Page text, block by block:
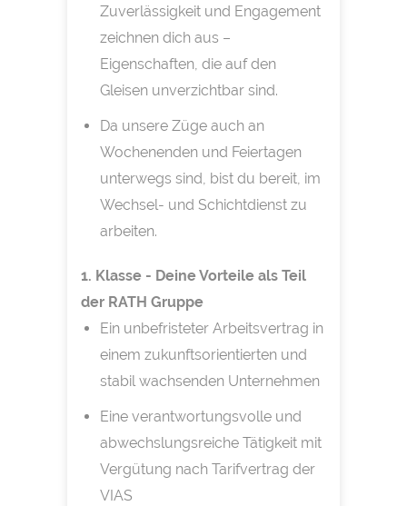
Zuverlässigkeit und Engagement
zeichnen dich aus –
Eigenschaften, die auf den
Gleisen unverzichtbar sind.
Da unsere Züge auch an
Wochenenden und Feiertagen
unterwegs sind, bist du bereit, im
Wechsel- und Schichtdienst zu
arbeiten.
1. Klasse - Deine Vorteile als Teil
der RATH Gruppe
Ein unbefristeter Arbeitsvertrag in
einem zukunftsorientierten und
stabil wachsenden Unternehmen
Eine verantwortungsvolle und
abwechslungsreiche Tätigkeit mit
Vergütung nach Tarifvertrag der
VIAS